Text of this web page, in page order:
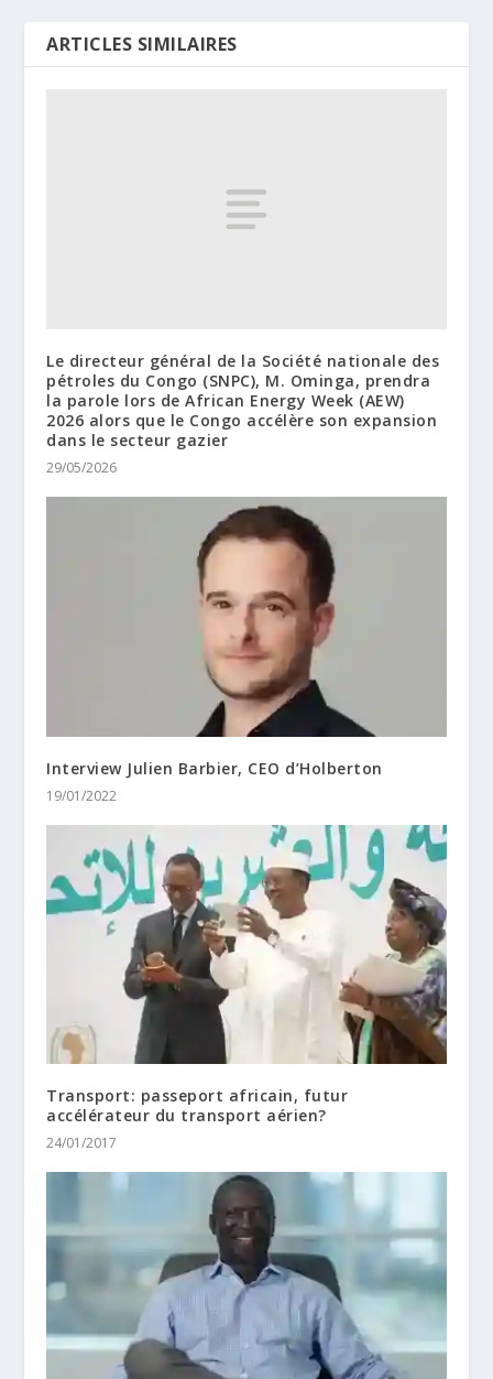
ARTICLES SIMILAIRES
Le directeur général de la Société nationale des
pétroles du Congo (SNPC), M. Ominga, prendra
la parole lors de African Energy Week (AEW)
2026 alors que le Congo accélère son expansion
dans le secteur gazier
29/05/2026
Interview Julien Barbier, CEO d’Holberton
19/01/2022
Transport: passeport africain, futur
accélérateur du transport aérien?
24/01/2017